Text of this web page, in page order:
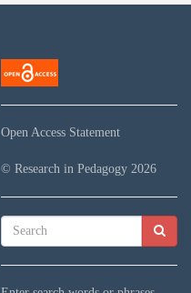
Open Access Statement
© Research in Pedagogy 2026